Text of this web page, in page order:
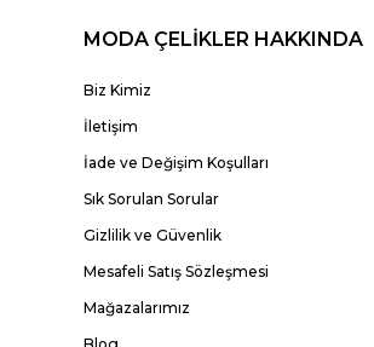
MODA ÇELİKLER HAKKINDA
Biz Kimiz
İletişim
İade ve Değişim Koşulları
Sık Sorulan Sorular
Gizlilik ve Güvenlik
Mesafeli Satış Sözleşmesi
Mağazalarımız